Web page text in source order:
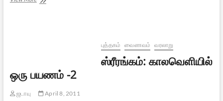
புத்தகம் வைணவம் வரலாறு
ஸ்ரீரங்கம்: காலவெளியில்
ஒரு பயணம் -2
ஜடாயு
April 8, 2011